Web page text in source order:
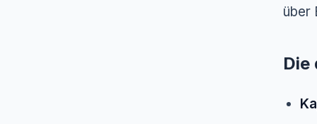
über
Die